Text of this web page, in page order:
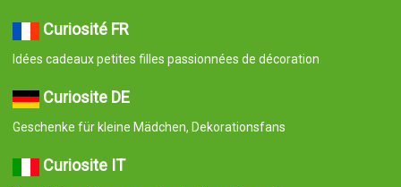
Curiosité FR
Idées cadeaux petites filles passionnées de décoration
Curiosite DE
Geschenke für kleine Mädchen, Dekorationsfans
Curiosite IT